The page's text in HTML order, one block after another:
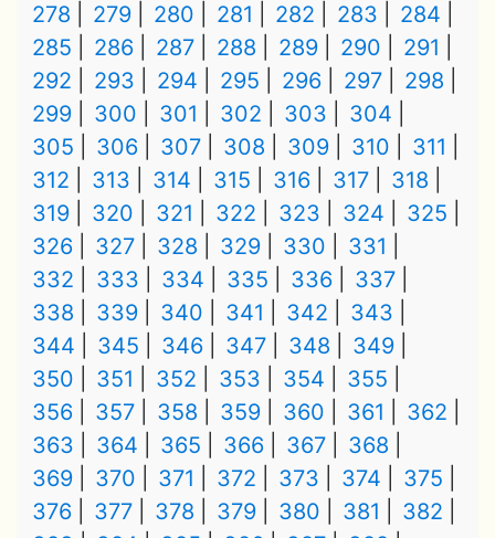
278
279 280 281 282 283
284
285
286 287 288 289 290
291
292
293 294 295 296 297
298
299
300 301 302 303
304
305
306 307 308 309 310
311
312
313 314 315 316 317
318
319
320 321 322 323 324
325
326
327 328 329 330
331
332
333 334 335 336
337
338
339 340 341 342
343
344
345 346 347 348
349
350
351 352 353 354
355
356
357 358 359 360 361
362
363
364 365 366 367
368
369
370 371 372 373 374
375
376
377 378 379 380 381
382